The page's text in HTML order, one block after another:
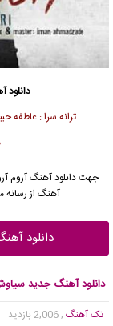
ترانه سرا :
جهت دانلود آهنگ آروم
آهنگ از
دانلود
دانلود آهنگ جدید
تک آهنگ , 2,006 بازدید